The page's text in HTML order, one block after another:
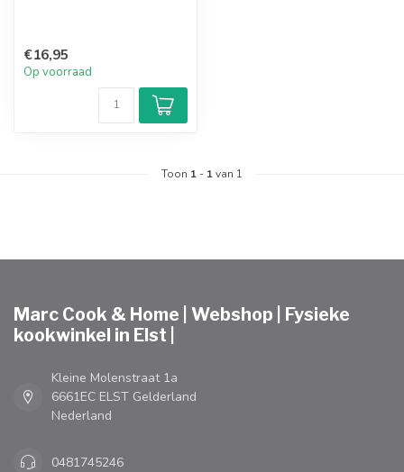
€16,95
Op voorraad
Toon 1 - 1van 1
Marc Cook & Home | Webshop | Fysieke
kookwinkel in Elst |
Kleine Molenstraat 1a
6661EC ELST Gelderland
Nederland
0481745246